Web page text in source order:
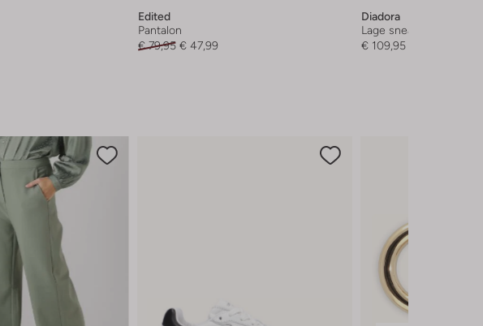
Edited
Pantalon
€ 79,95 € 47,99
Diadora
Lage sneakers
€ 109,95